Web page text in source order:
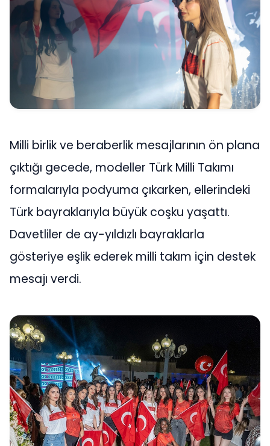
Milli birlik ve beraberlik mesajlarının ön plana
çıktığı gecede, modeller Türk Milli Takımı
formalarıyla podyuma çıkarken, ellerindeki
Türk bayraklarıyla büyük coşku yaşattı.
Davetliler de ay-yıldızlı bayraklarla
gösteriye eşlik ederek milli takım için destek
mesajı verdi.